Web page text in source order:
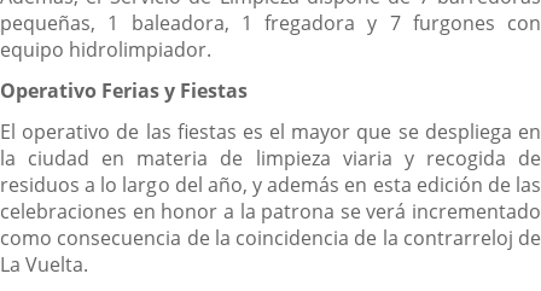
pequeñas, 1 baleadora, 1 fregadora y 7 furgones con
equipo hidrolimpiador.
Operativo Ferias y Fiestas
El operativo de las fiestas es el mayor que se despliega en
la ciudad en materia de limpieza viaria y recogida de
residuos a lo largo del año, y además en esta edición de las
celebraciones en honor a la patrona se verá incrementado
como consecuencia de la coincidencia de la contrarreloj de
La Vuelta.